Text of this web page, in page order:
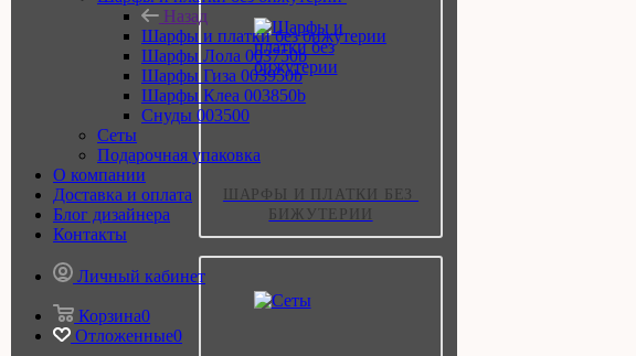
ШАРФЫ И ПЛАТКИ БЕЗ
БИЖУТЕРИИ
Назад
Шарфы и платки без бижутерии
Шарфы Лола 003750b
Шарфы Гиза 003950b
Шарфы Клеа 003850b
Снуды 003500
Сеты
Подарочная упаковка
О компании
Доставка и оплата
Блог дизайнера
Контакты
Личный кабинет
Корзина0
Отложенные0